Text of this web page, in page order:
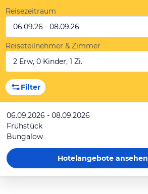
Reisezeitraum
06.09.26 - 08.09.26
Reiseteilnehmer & Zimmer
2 Erw, 0 Kinder, 1 Zi.
Filter
06.09.2026 - 08.09.2026
Frühstück
Bungalow
Hotelangeboteansehen